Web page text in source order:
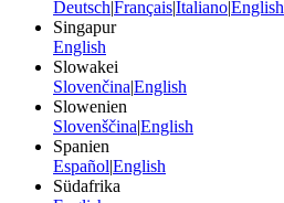
Deutsch|Français|Italiano|English
Singapur
English
Slowakei
Slovenčina|English
Slowenien
Slovenščina|English
Spanien
Español|English
Südafrika